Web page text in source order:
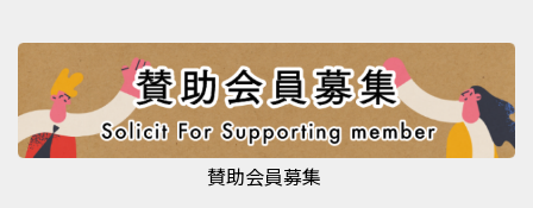
賛助会員募集